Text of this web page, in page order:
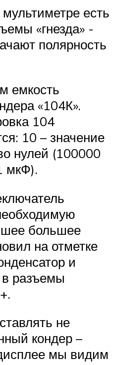
есть
«гнезда» -
полярность
емкость
«104К».
104
10 – значение
нулей (100000
мкФ).
большее
на отметке
и
разъемы
не
кондер –
мы видим